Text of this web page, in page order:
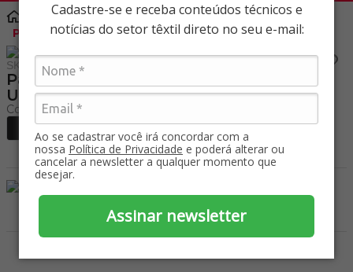
Cadastre-se e receba conteúdos técnicos e
notícias do setor têxtil direto no seu e-mail:
Ao se cadastrar você irá concordar com a
nossa Política de Privacidade e poderá alterar ou
cancelar a newsletter a qualquer momento que
desejar.
Assinar newsletter
Aviamentos
Injetados
Passador duplo 30mm Pacote com 500 UN
SKU 80402030
Passador duplo 30mm Pacote com 500
UN